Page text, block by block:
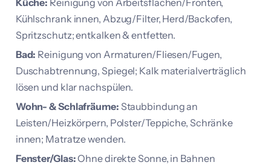
Kühlschrank innen, Abzug/Filter, Herd/Backofen,
Spritzschutz; entkalken & entfetten.
Bad: Reinigung von Armaturen/Fliesen/Fugen,
Duschabtrennung, Spiegel; Kalk materialverträglich
lösen und klar nachspülen.
Wohn- & Schlafräume: Staubbindung an
Leisten/Heizkörpern, Polster/Teppiche, Schränke
innen; Matratze wenden.
Fenster/Glas:Ohne direkte Sonne, in Bahnen